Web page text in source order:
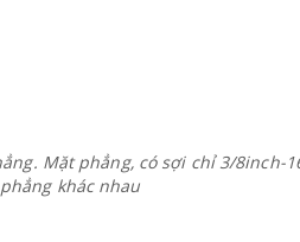
Mặt phẳng, có sợi chỉ 3/8inch-
khác nhau